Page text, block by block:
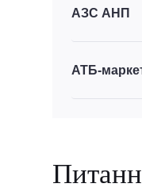
АЗС АНП
АТБ-